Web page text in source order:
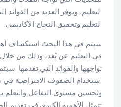
التعليم، وتوفر العديد من
التعليم وتحقيق النجاح الأكاديمي.
سيتم في هذا البحث استكشاف
في التعليم عن بُعد، وذلك من
تواجهها والفوائد التي تقدمها.
استخدام الصفوف الافتراضية في
وتحسين مستوى التفاعل والتعلم
تتمثل الأهمية الكبرى في تقديم